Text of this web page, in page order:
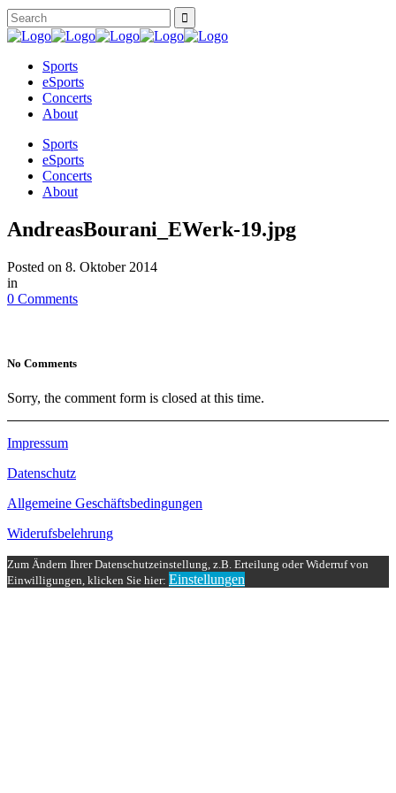
Sports
eSports
Concerts
About
Sports
eSports
Concerts
About
AndreasBourani_EWerk-19.jpg
Posted on 8. Oktober 2014
in
0 Comments
No Comments
Sorry, the comment form is closed at this time.
Impressum
Datenschutz
Allgemeine Geschäftsbedingungen
Widerufsbelehrung
Zum Ändern Ihrer Datenschutzeinstellung, z.B. Erteilung oder Widerruf von
Einwilligungen, klicken Sie hier: Einstellungen